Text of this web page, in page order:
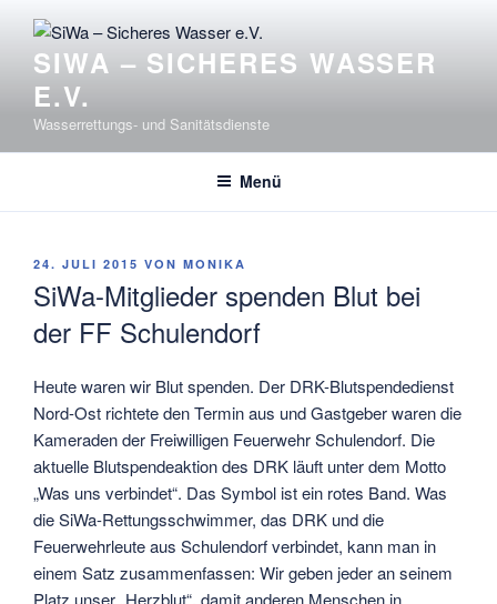
Inhalt
springenSIWA – SICHERES WASSER
E.V.
Wasserrettungs- und Sanitätsdienste
Menü
VERÖFFENTLICHT
24. JULI 2015 VON MONIKA
SiWa-Mitglieder spenden Blut bei
der FF Schulendorf
Heute waren wir Blut spenden. Der DRK-Blutspendedienst
Nord-Ost richtete den Termin aus und Gastgeber waren die
Kameraden der Freiwilligen Feuerwehr Schulendorf. Die
aktuelle Blutspendeaktion des DRK läuft unter dem Motto
„Was uns verbindet“. Das Symbol ist ein rotes Band. Was
die SiWa-Rettungsschwimmer, das DRK und die
Feuerwehrleute aus Schulendorf verbindet, kann man in
einem Satz zusammenfassen: Wir geben jeder an seinem